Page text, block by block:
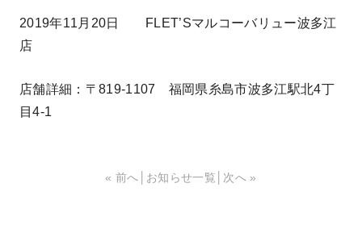
2019年11月20日 FLET’Sマルコーバリュー波多江
店
店舗詳細：〒819-1107 福岡県糸島市波多江駅北4丁
目4-1
« 前へ お知らせ一覧 次へ »